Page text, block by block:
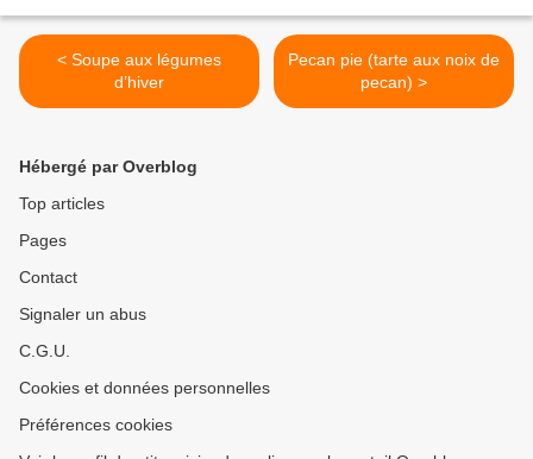
< Soupe aux légumes
d’hiver
Pecan pie (tarte aux noix de
pecan) >
Hébergé par Overblog
Top articles
Pages
Contact
Signaler un abus
C.G.U.
Cookies et données personnelles
Préférences cookies